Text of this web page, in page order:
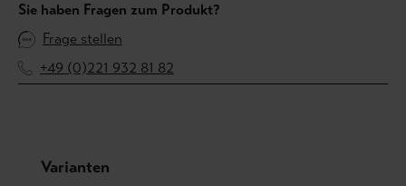
Sie haben Fragen zum Produkt?
Frage stellen
+49 (0)221 932 81 82
Produktgalerie überspringen
Varianten